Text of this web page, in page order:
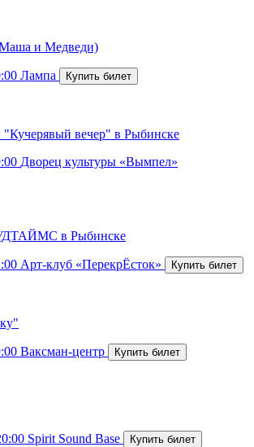
и Медведи)
Лампа
"Кучерявый вечер" в Рыбинске
Дворец культуры «Вымпел»
в Рыбинске
Арт-клуб «ПерекрЁсток»
Ваксман-центр
Spirit Sound Base